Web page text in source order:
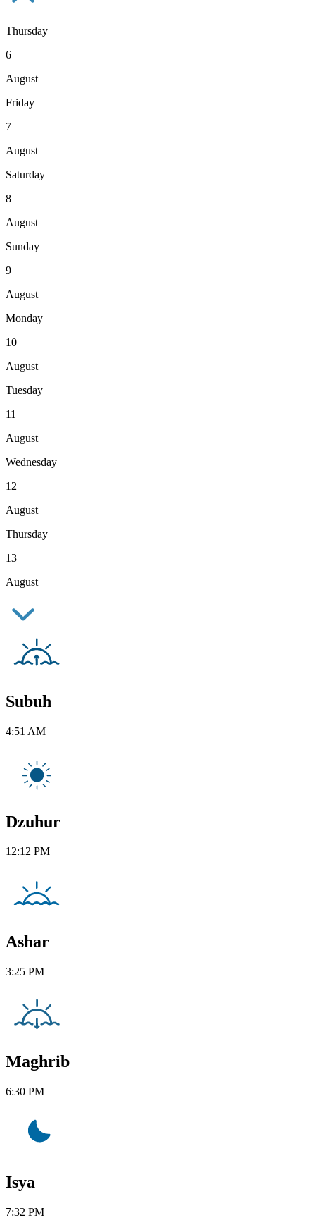
Thursday
6
August
Friday
7
August
Saturday
8
August
Sunday
9
August
Monday
10
August
Tuesday
11
August
Wednesday
12
August
Thursday
13
August
Subuh
4:51 AM
Dzuhur
12:12 PM
Ashar
3:25 PM
Maghrib
6:30 PM
Isya
7:32 PM